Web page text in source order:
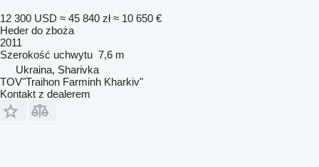
12 300 USD ≈ 45 840 zł ≈ 10 650 €
Heder do zboża
2011
Szerokość uchwytu 7,6 m
Ukraina, Sharivka
TOV"Traihon Farminh Kharkiv"
Kontakt z dealerem